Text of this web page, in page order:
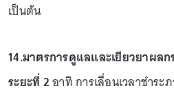
เป็นต้น
14.มาตรการดูแลและเยียวยาผล
ระยะที่ 2อาทิ การเลื่อนเวลาชำร